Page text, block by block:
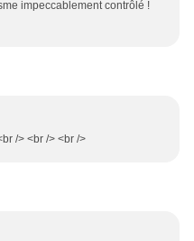
impeccablement contrôlé !
/> <br /> <br />